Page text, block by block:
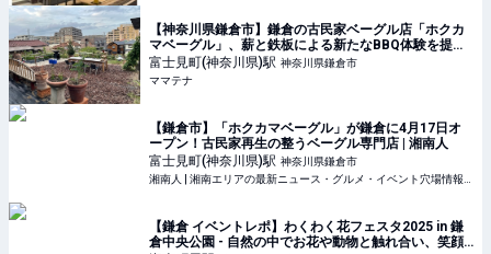
【神奈川県鎌倉市】鎌倉の古民家ベーグル店「ホクカ
マベーグル」、薪と鉄板による新たなBBQ体験を提供 |
ママテナ
富士見町(神奈川県)駅 神奈川県鎌倉市
ママテナ
【鎌倉市】「ホクカマベーグル」が鎌倉に4月17日オ
ープン！古民家再生の整うベーグル専門店 | 湘南人
富士見町(神奈川県)駅 神奈川県鎌倉市
【鎌倉 イベントレポ】わくわく花フェスタ2025 in 鎌
倉中央公園 - 自然の中でお花や動物と触れ合い、笑顔